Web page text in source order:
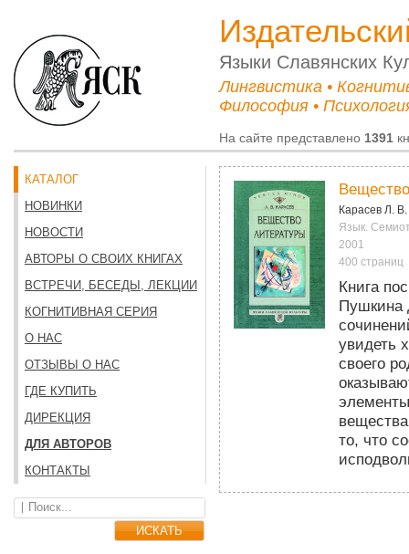
Языки Cлавянских
Лингвистика •
Философия •
На сайте представлено 1391
КАТАЛОГ
НОВИНКИ
НОВОСТИ
АВТОРЫ О СВОИХ КНИГАХ
ВСТРЕЧИ, БЕСЕДЫ, ЛЕКЦИИ
КОГНИТИВНАЯ СЕРИЯ
О НАС
ОТЗЫВЫ О НАС
ГДЕ КУПИТЬ
ДИРЕКЦИЯ
ДЛЯ АВТОРОВ
КОНТАКТЫ
Карасев Л. В.
Язык.
2001
400 страниц
Книга
Пушкина
увидеть
своего
то, что